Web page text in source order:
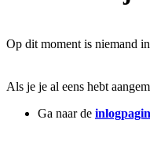
Op dit moment is niemand
Als je je al eens hebt
Ga naar de